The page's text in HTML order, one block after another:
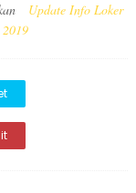
Update Info Loker